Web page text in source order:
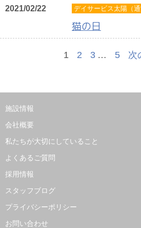
2021/02/22 デイサービス太陽（通
猫の日
1 2 3 … 5 次
施設情報
会社概要
私たちが大切にしていること
よくあるご質問
採用情報
スタッフブログ
プライバシーポリシー
お問い合わせ